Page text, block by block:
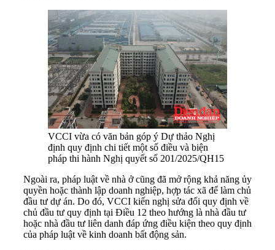
VCCI vừa có văn bản góp ý Dự thảo Nghị
định quy định chi tiết một số điều và biện
pháp thi hành Nghị quyết số 201/2025/QH15
Ngoài ra, pháp luật về nhà ở cũng đã mở rộng khả năng ủy
quyền hoặc thành lập doanh nghiệp, hợp tác xã để làm chủ
đầu tư dự án. Do đó, VCCI kiến nghị sửa đổi quy định về
chủ đầu tư quy định tại Điều 12 theo hướng là nhà đầu tư
hoặc nhà đầu tư liên danh đáp ứng điều kiện theo quy định
của pháp luật về kinh doanh bất động sản.